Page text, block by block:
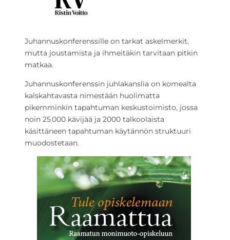
Juhannuskonferenssille on tarkat askelmerkit,
mutta joustamista ja ihmeitäkin tarvitaan pitkin
matkaa.
Juhannuskonferenssin juhlakanslia on komealta
kalskahtavasta nimestään huolimatta
pikemminkin tapahtuman keskustoimisto, jossa
noin 25 000 kävijää ja 2000 talkoolaista
käsittäneen tapahtuman käytännön struktuuri
muodostetaan.